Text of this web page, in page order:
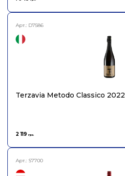
Арт.: D7586
Terzavia Metodo Classico 2022
2 119 грн.
Арт.: S7700